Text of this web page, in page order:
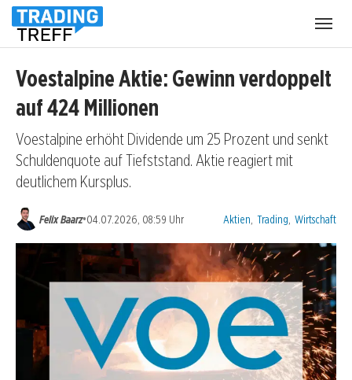
Voestalpine Aktie: Gewinn verdoppelt
auf 424 Millionen
Voestalpine erhöht Dividende um 25 Prozent und senkt
Schuldenquote auf Tiefststand. Aktie reagiert mit
deutlichem Kursplus.
Felix Baarz•04.07.2026, 08:59 Uhr Kategorien:
Aktien Trading Wirtschaft